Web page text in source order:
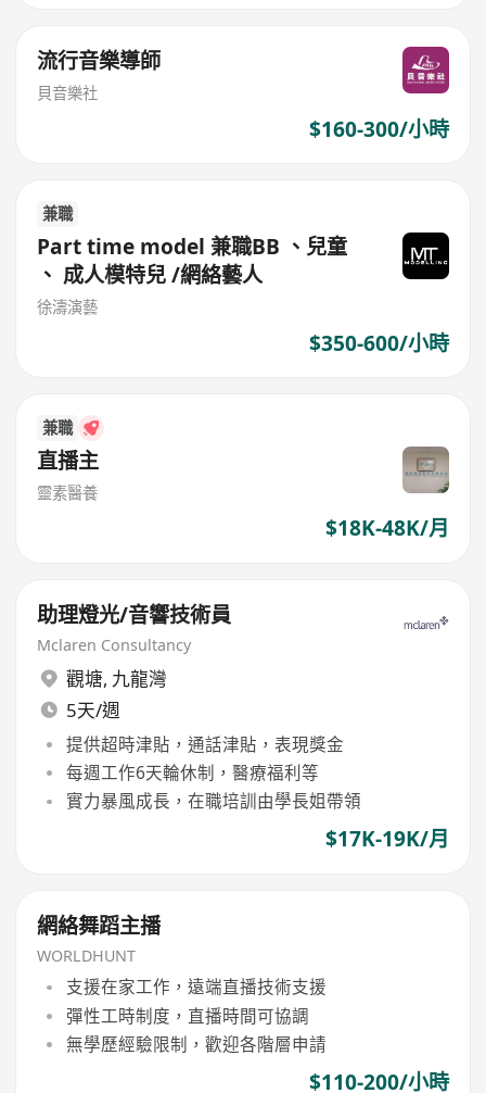
流行音樂導師
貝音樂社
$160-300/小時
兼職
Part time model 兼職BB 、兒童
、 成人模特兒 /網絡藝人
徐濤演藝
$350-600/小時
兼職
直播主
靈素醫養
$18K-48K/月
助理燈光/音響技術員
Mclaren Consultancy
觀塘, 九龍灣
5天/週
提供超時津貼，通話津貼，表現獎金
每週工作6天輪休制，醫療福利等
實力暴風成長，在職培訓由學長姐帶領
$17K-19K/月
網絡舞蹈主播
WORLDHUNT
支援在家工作，遠端直播技術支援
彈性工時制度，直播時間可協調
無學歷經驗限制，歡迎各階層申請
$110-200/小時